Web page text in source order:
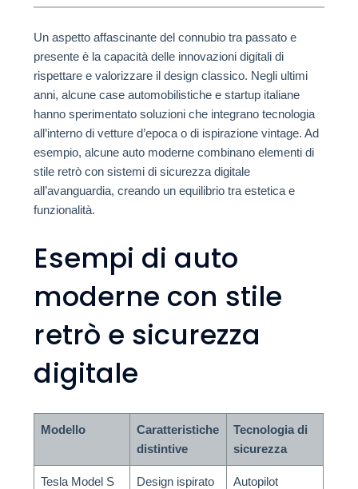
Un aspetto affascinante del connubio tra passato e
presente è la capacità delle innovazioni digitali di
rispettare e valorizzare il design classico. Negli ultimi
anni, alcune case automobilistiche e startup italiane
hanno sperimentato soluzioni che integrano tecnologia
all’interno di vetture d’epoca o di ispirazione vintage. Ad
esempio, alcune auto moderne combinano elementi di
stile retrò con sistemi di sicurezza digitale
all’avanguardia, creando un equilibrio tra estetica e
funzionalità.
Esempi di auto
moderne con stile
retrò e sicurezza
digitale
Modello
Caratteristiche
distintive
Tecnologia di
sicurezza
Tesla Model S
Design ispirato
Autopilot